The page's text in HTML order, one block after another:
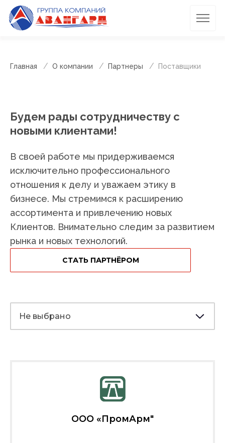
Главная О компании Партнеры Поставщики
Будем рады сотрудничеству с
новыми клиентами!
В своей работе мы придерживаемся
исключительно профессионального
отношения к делу и уважаем этику в
бизнесе. Мы стремимся к расширению
ассортимента и привлечению новых
Клиентов. Внимательно следим за развитием
рынка и новых технологий.
СТАТЬ ПАРТНЁРОМ
Не выбрано
ООО «ПромАрм"